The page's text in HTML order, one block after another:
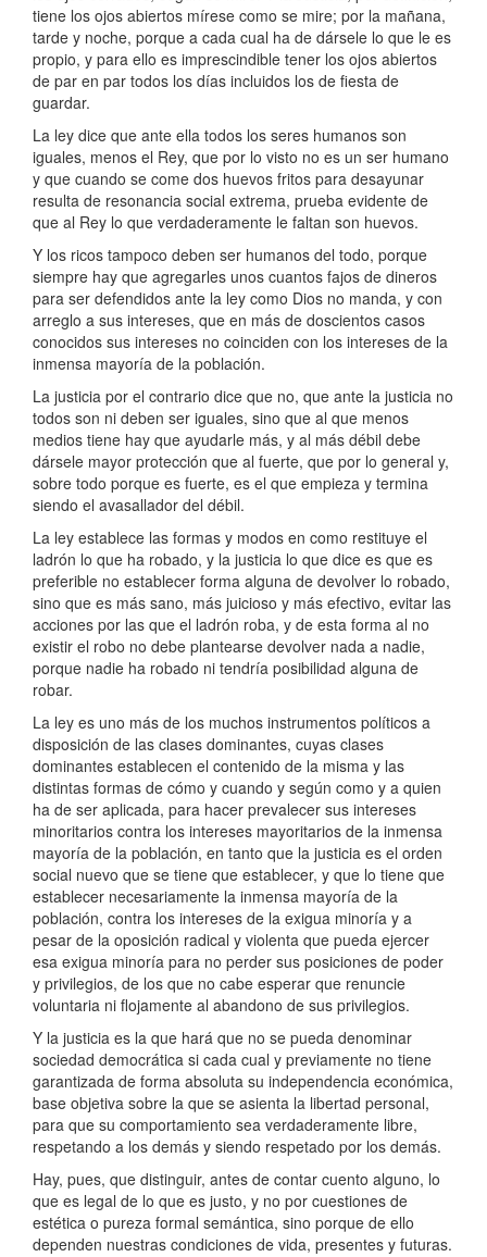
tiene los ojos abiertos mírese como se mire; por la mañana,
tarde y noche, porque a cada cual ha de dársele lo que le es
propio, y para ello es imprescindible tener los ojos abiertos
de par en par todos los días incluidos los de fiesta de
guardar.
La ley dice que ante ella todos los seres humanos son
iguales, menos el Rey, que por lo visto no es un ser humano
y que cuando se come dos huevos fritos para desayunar
resulta de resonancia social extrema, prueba evidente de
que al Rey lo que verdaderamente le faltan son huevos.
Y los ricos tampoco deben ser humanos del todo, porque
siempre hay que agregarles unos cuantos fajos de dineros
para ser defendidos ante la ley como Dios no manda, y con
arreglo a sus intereses, que en más de doscientos casos
conocidos sus intereses no coinciden con los intereses de la
inmensa mayoría de la población.
La justicia por el contrario dice que no, que ante la justicia no
todos son ni deben ser iguales, sino que al que menos
medios tiene hay que ayudarle más, y al más débil debe
dársele mayor protección que al fuerte, que por lo general y,
sobre todo porque es fuerte, es el que empieza y termina
siendo el avasallador del débil.
La ley establece las formas y modos en como restituye el
ladrón lo que ha robado, y la justicia lo que dice es que es
preferible no establecer forma alguna de devolver lo robado,
sino que es más sano, más juicioso y más efectivo, evitar las
acciones por las que el ladrón roba, y de esta forma al no
existir el robo no debe plantearse devolver nada a nadie,
porque nadie ha robado ni tendría posibilidad alguna de
robar.
La ley es uno más de los muchos instrumentos políticos a
disposición de las clases dominantes, cuyas clases
dominantes establecen el contenido de la misma y las
distintas formas de cómo y cuando y según como y a quien
ha de ser aplicada, para hacer prevalecer sus intereses
minoritarios contra los intereses mayoritarios de la inmensa
mayoría de la población, en tanto que la justicia es el orden
social nuevo que se tiene que establecer, y que lo tiene que
establecer necesariamente la inmensa mayoría de la
población, contra los intereses de la exigua minoría y a
pesar de la oposición radical y violenta que pueda ejercer
esa exigua minoría para no perder sus posiciones de poder
y privilegios, de los que no cabe esperar que renuncie
voluntaria ni flojamente al abandono de sus privilegios.
Y la justicia es la que hará que no se pueda denominar
sociedad democrática si cada cual y previamente no tiene
garantizada de forma absoluta su independencia económica,
base objetiva sobre la que se asienta la libertad personal,
para que su comportamiento sea verdaderamente libre,
respetando a los demás y siendo respetado por los demás.
Hay, pues, que distinguir, antes de contar cuento alguno, lo
que es legal de lo que es justo, y no por cuestiones de
estética o pureza formal semántica, sino porque de ello
dependen nuestras condiciones de vida, presentes y futuras.